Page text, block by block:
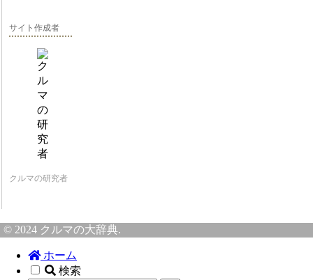
サイト作成者
クルマの研究者
© 2024 クルマの大辞典.
ホーム
検索